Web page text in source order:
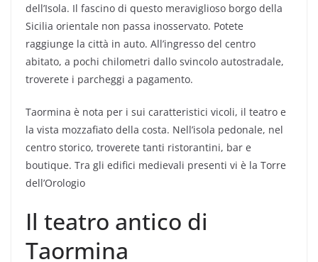
dell’Isola. Il fascino di questo meraviglioso borgo della
Sicilia orientale non passa inosservato. Potete
raggiunge la città in auto. All’ingresso del centro
abitato, a pochi chilometri dallo svincolo autostradale,
troverete i parcheggi a pagamento.
Taormina è nota per i sui caratteristici vicoli, il teatro e
la vista mozzafiato della costa. Nell’isola pedonale, nel
centro storico, troverete tanti ristorantini, bar e
boutique. Tra gli edifici medievali presenti vi è la Torre
dell’Orologio
Il teatro antico di
Taormina